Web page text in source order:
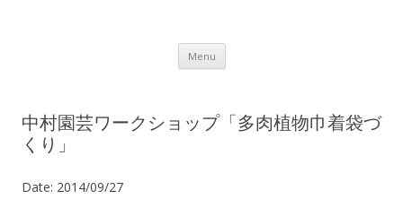
Menu Skip to content
中村園芸ワークショップ「多肉植物巾着袋づ
くり」
Date: 2014/09/27